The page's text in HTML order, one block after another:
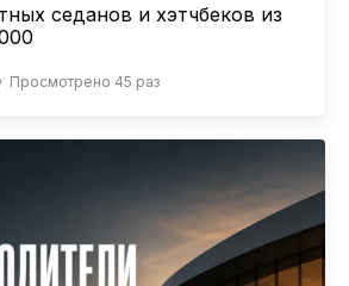
седанов и хэтчбеков из
Просмотрено 45 раз